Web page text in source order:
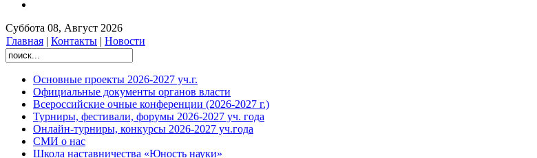
Суббота 08, Август 2026
Главная | Контакты | Новости
Основные проекты 2026-2027 уч.г.
Официальные документы органов власти
Всероссийские очные конференции (2026-2027 г.)
Турниры, фестивали, форумы 2026-2027 уч. года
Онлайн-турниры, конкурсы 2026-2027 уч.года
СМИ о нас
Школа наставничества «Юность науки»